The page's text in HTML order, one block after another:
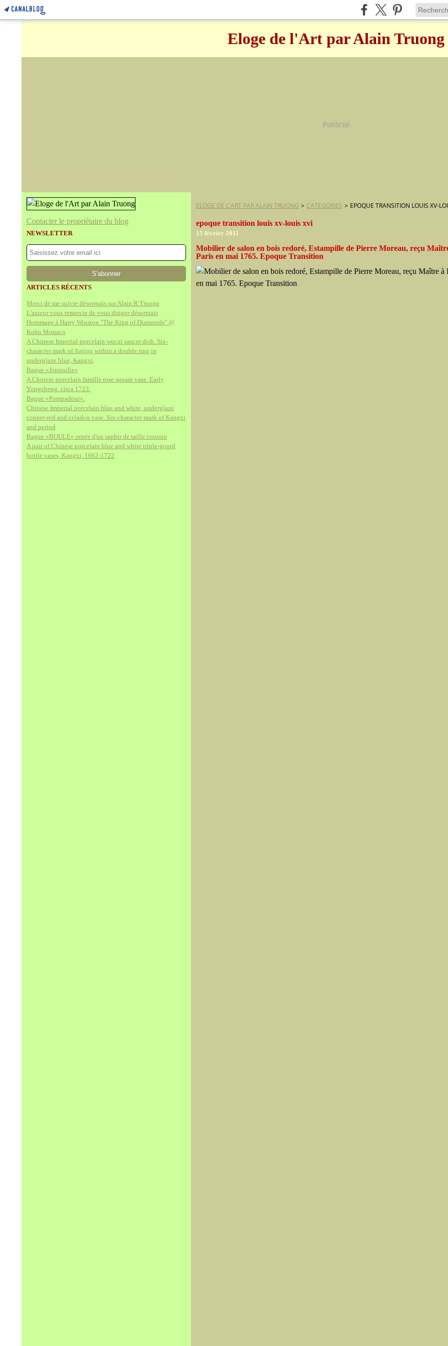
Eloge de l'Art par Alain Truong
Publicité
Contacter le propriétaire du blog
NEWSLETTER
ARTICLES RÉCENTS
Merci de me suivre désormais sur Alain.R.Truong
L'auteur vous remercie de vous diriger désormais
Hommage à Harry Winston "The King of Diamonds" @
Kohn Monaco
A Chinese Imperial porcelain wucai saucer dish. Six-
character mark of Jiajing within a double ring in
underglaze blue, Kangxi,
Bague «Jonquille»
A Chinese porcelain famille rose square vase. Early
Yongzheng, circa 1723.
Bague «Pompadour».
Chinese Imperial porcelain blue and white, underglaze
copper-red and celadon vase. Six-character mark of Kangxi
and period
Bague «BOULE» ornée d'un saphir de taille coussin
A pair of Chinese porcelain blue and white triple-gourd
bottle vases, Kangxi, 1662-1722
ELOGE DE L'ART PAR ALAIN TRUONG > CATEGORIES > EPOQUE TRANSITION LOUIS XV-
epoque transition louis xv-louis xvi
15 février 2011
Mobilier de salon en bois redoré, Estampille de Pierre Moreau, reçu
Paris en mai 1765. Epoque Transition